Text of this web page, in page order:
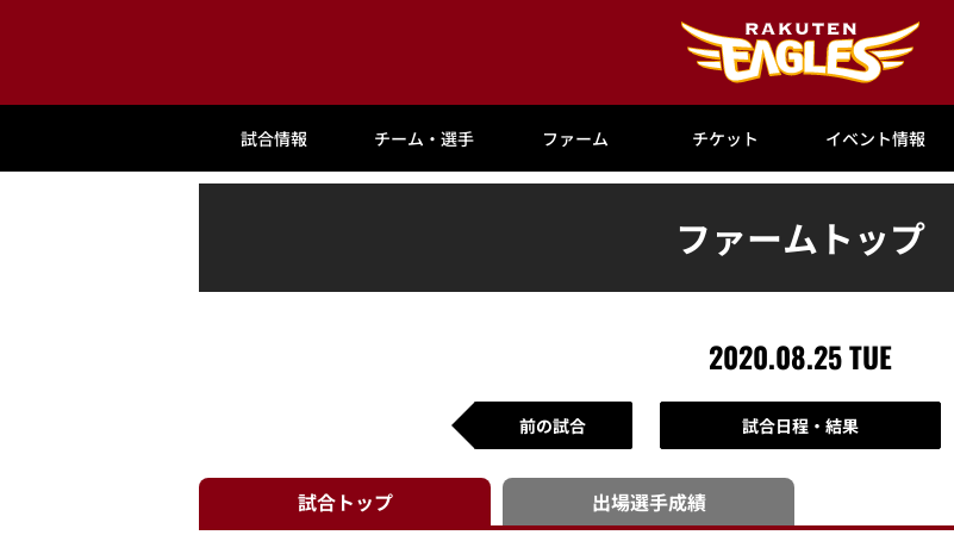
試合情報 チーム・選手 ファーム チケット イベント情報
ファームトップ
2020.08.25 TUE
前の試合 試合日程・結果
試合トップ 出場選手成績